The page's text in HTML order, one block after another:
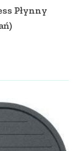
Płynny